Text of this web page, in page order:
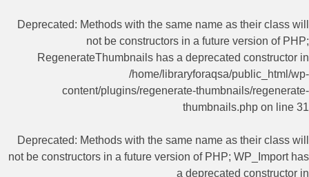
Deprecated: Methods with the same name as their class will
not be constructors in a future version of PHP;
RegenerateThumbnails has a deprecated constructor in
/home/libraryforaqsa/public_html/wp-
content/plugins/regenerate-thumbnails/regenerate-
thumbnails.php on line 31
Deprecated: Methods with the same name as their class will
not be constructors in a future version of PHP; WP_Import has
a deprecated constructor in